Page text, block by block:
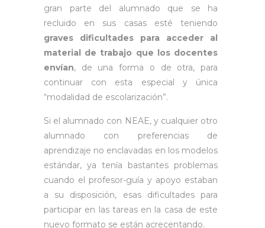
gran parte del alumnado que se ha
recluido en sus casas esté teniendo
graves dificultades para acceder al
material de trabajo que los docentes
envían, de una forma o de otra, para
continuar con esta especial y única
“modalidad de escolarización”.
Si el alumnado con NEAE, y cualquier otro
alumnado con preferencias de
aprendizaje no enclavadas en los modelos
estándar, ya tenía bastantes problemas
cuando el profesor-guía y apoyo estaban
a su disposición, esas dificultades para
participar en las tareas en la casa de este
nuevo formato se están acrecentando.